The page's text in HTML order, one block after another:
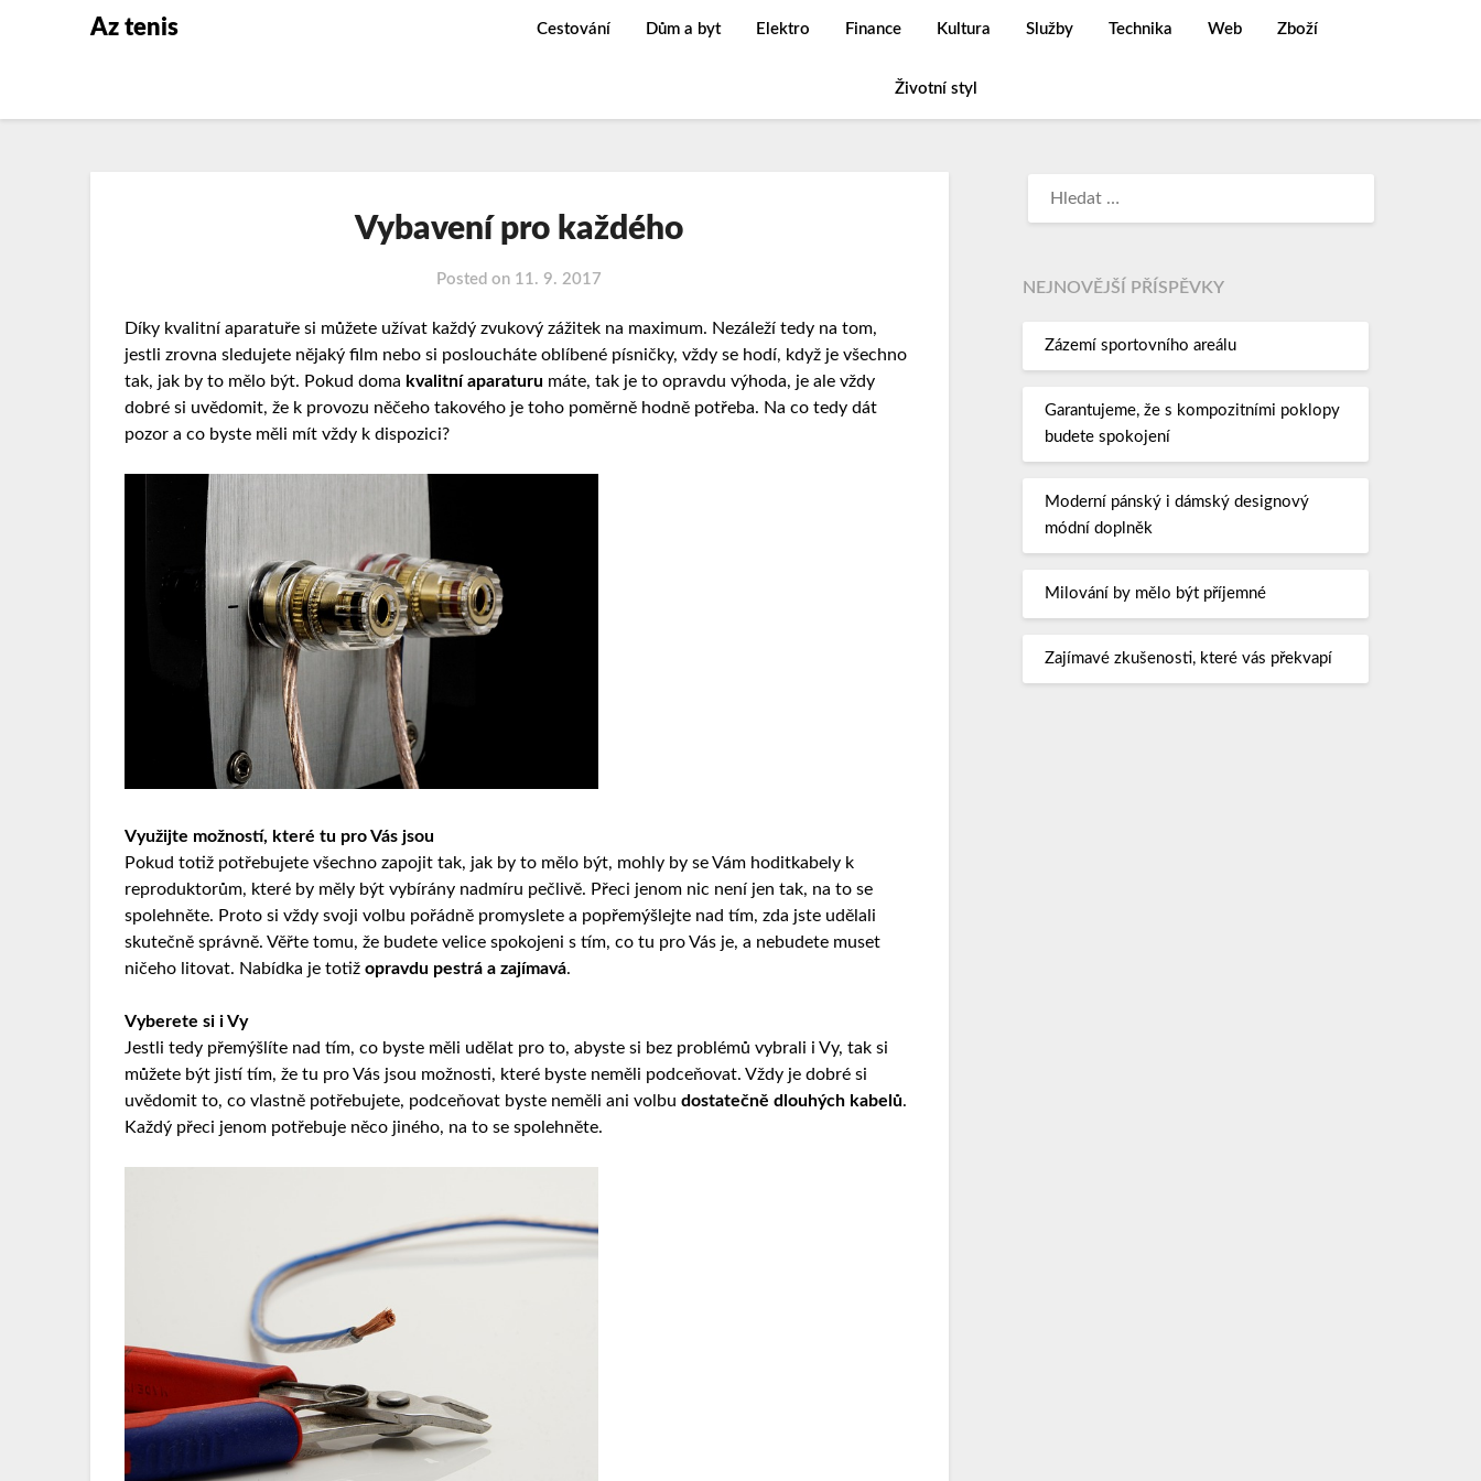
Az tenis Cestování Dům a byt Elektro Finance Kultura Služby Technika Web Zboží
Životní styl
Vybavení pro každého
Posted on 11. 9. 2017
Díky kvalitní aparatuře si můžete užívat každý zvukový zážitek na maximum. Nezáleží tedy na tom,
jestli zrovna sledujete nějaký film nebo si posloucháte oblíbené písničky, vždy se hodí, když je všechno
tak, jak by to mělo být. Pokud doma kvalitní aparaturu máte, tak je to opravdu výhoda, je ale vždy
dobré si uvědomit, že k provozu něčeho takového je toho poměrně hodně potřeba. Na co tedy dát
pozor a co byste měli mít vždy k dispozici?
Využijte možností, které tu pro Vás jsou
Pokud totiž potřebujete všechno zapojit tak, jak by to mělo být, mohly by se Vám hoditkabely k
reproduktorům, které by měly být vybírány nadmíru pečlivě. Přeci jenom nic není jen tak, na to se
spolehněte. Proto si vždy svoji volbu pořádně promyslete a popřemýšlejte nad tím, zda jste udělali
skutečně správně. Věřte tomu, že budete velice spokojeni s tím, co tu pro Vás je, a nebudete muset
ničeho litovat. Nabídka je totižopravdu pestrá a zajímavá.
Vyberete si i Vy
Jestli tedy přemýšlíte nad tím, co byste měli udělat pro to, abyste si bez problémů vybrali i Vy, tak si
můžete být jistí tím, že tu pro Vás jsou možnosti, které byste neměli podceňovat. Vždy je dobré si
uvědomit to, co vlastně potřebujete, podceňovat byste neměli ani volbudostatečně dlouhých kabelů.
Každý přeci jenom potřebuje něco jiného, na to se spolehněte.
NEJNOVĚJŠÍ PŘÍSPĚVKY
Zázemí sportovního areálu
Garantujeme, že s kompozitními poklopy
budete spokojení
Moderní pánský i dámský designový
módní doplněk
Milování by mělo být příjemné
Zajímavé zkušenosti, které vás překvapí